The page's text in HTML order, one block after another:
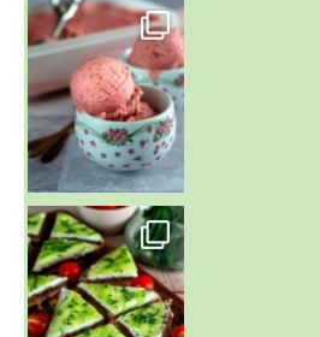
~ NICE CREAM À LA FRAISE ~
Presque un mois que